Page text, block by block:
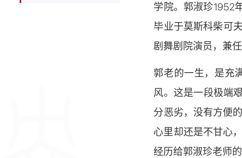
学院。郭淑珍1952
毕业于莫斯科柴可
剧舞剧院演员，兼
郭老的一生，是充
风。这是一段极端
分恶劣，没有方便
心里却还是不甘心
经历给郭淑珍老师